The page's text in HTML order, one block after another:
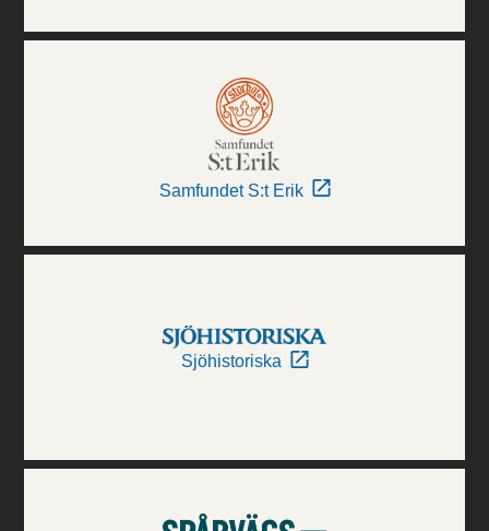
Samfundet S:t Erik
Sjöhistoriska